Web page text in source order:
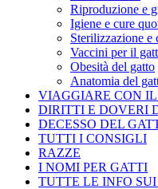
Riproduzione e
Igiene e cure
Sterilizzazione e
Vaccini per il
Obesità del gatto
Anatomia del
VIAGGIARE CON IL
DIRITTI E DOVERI
DECESSO DEL
TUTTI I CONSIGLI
RAZZE
I NOMI PER GATTI
TUTTE LE INFO